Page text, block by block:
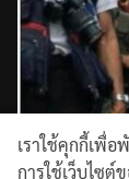
เราใช้คุกกี้เพื่
การใช้เว็บไซ